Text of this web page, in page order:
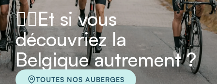
🚴‍♀️Et si vous
découvriez la
Belgique autrement ?
TOUTES NOS AUBERGES